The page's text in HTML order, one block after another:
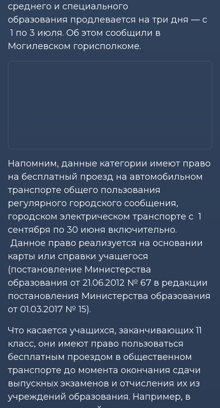
среднего и специального
образования продлевается на три дня — с
1 по 3 июля. Об этом сообщили в
Могилевском горисполкоме.
Напомним, данные категории имеют право
на бесплатный проезд на автомобильном
транспорте общего пользования
регулярного городского сообщения,
городском электрическом транспорте с 1
сентября по 30 июня включительно.
Данное право реализуется на основании
карты или справки учащегося
(постановление Министерства
образования от 21.06.2012 № 67 в редакции
постановления Министерства образования
от 01.03.2017 № 15).
Что касается учащихся, заканчивающих 11
класс, они имеют право пользоваться
бесплатным проездом в общественном
транспорте до момента окончания сдачи
выпускных экзаменов и отчисления их из
учреждений образования. Например, в